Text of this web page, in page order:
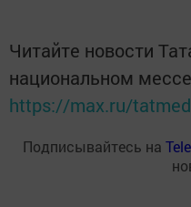
Читайте новости
национальном
https://max.ru/
Подписывайтесь на